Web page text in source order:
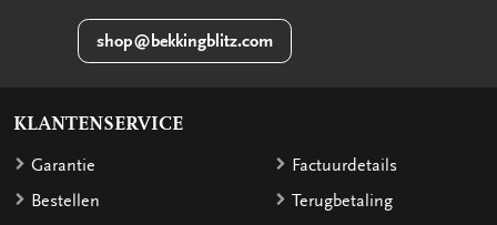
shop@bekkingblitz.com
KLANTENSERVICE
Garantie
Bestellen
Factuurdetails
Terugbetaling